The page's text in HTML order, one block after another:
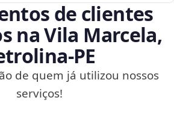
de clientes
na Vila Marcela,
de quem já utilizou nossos
serviços!